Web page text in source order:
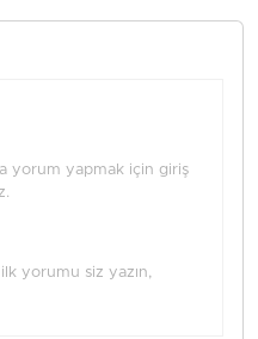
yorum yapmak için giriş
yorumu siz yazın,